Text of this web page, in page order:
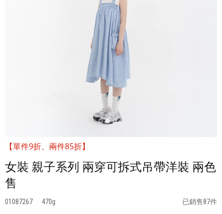
【單件9折、兩件85折】
女裝 親子系列 兩穿可拆式吊帶洋裝 兩色
售
01087267 470 已銷售87件